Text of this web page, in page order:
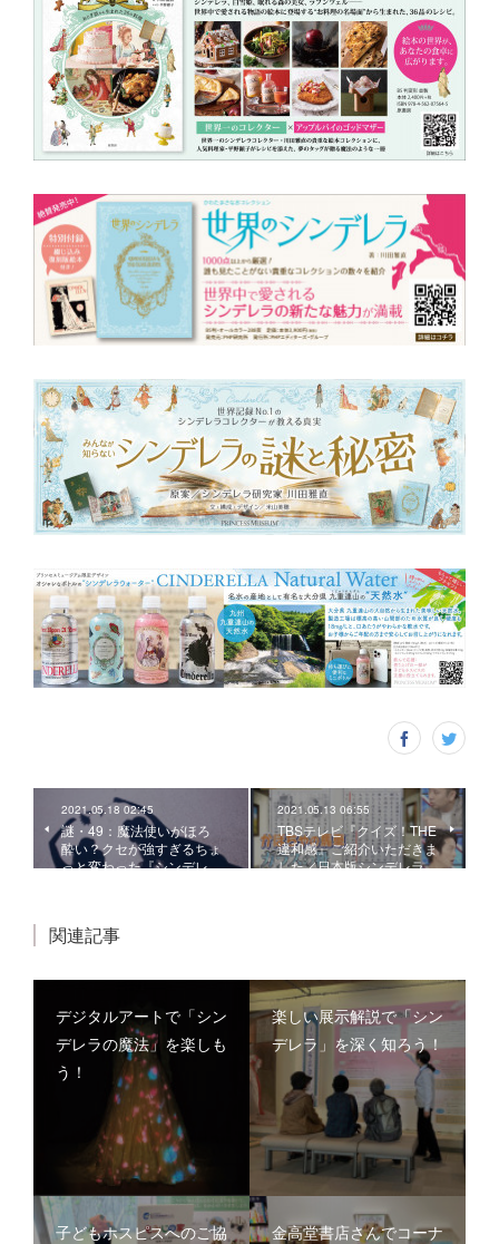
2021.05.18 02:45
謎・49：魔法使いがほろ
酔い？クセが強すぎるちょ
っと変わった『シンデレ…
2021.05.13 06:55
TBSテレビ『クイズ！THE
違和感』ご紹介いただきま
した／日本版シンデレラ
関連記事
デジタルアートで「シン
デレラの魔法」を楽しも
う！
楽しい展示解説で「シン
デレラ」を深く知ろう！
子どもホスピスへのご協 金高堂書店さんでコーナ